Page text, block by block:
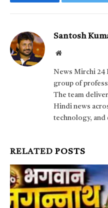
Santosh
Website
News Mirchi 24
group of
The team
Hindi news
technology, and
RELATEDPOSTS